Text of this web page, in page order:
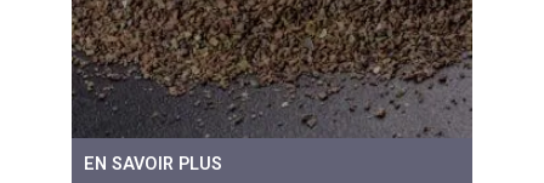
EN SAVOIR PLUS